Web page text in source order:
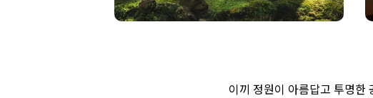
이끼 정원이 아름답고 투명